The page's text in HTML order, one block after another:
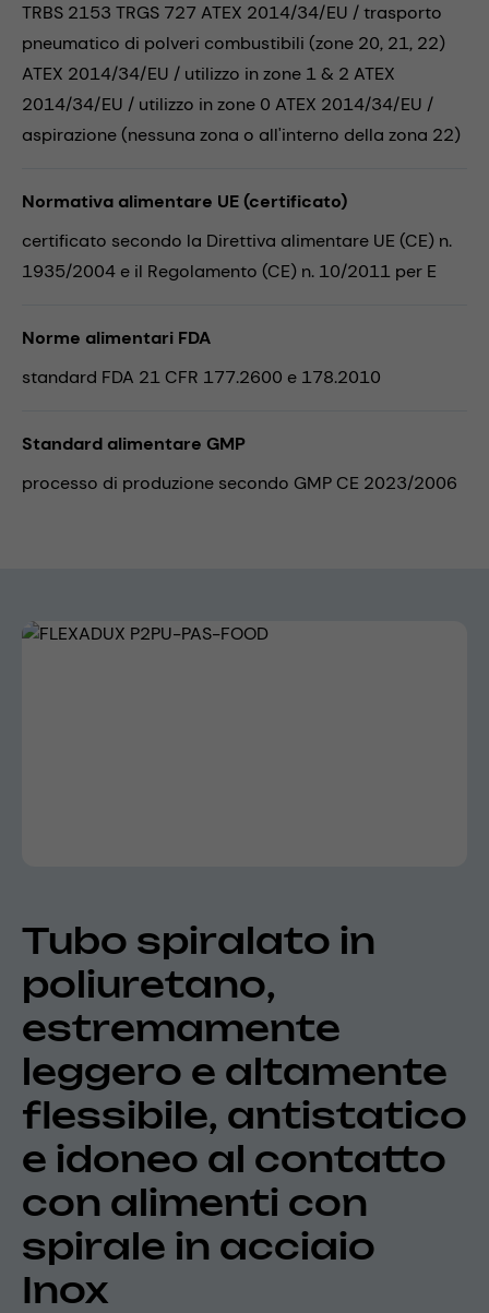
TRBS 2153 TRGS 727 ATEX 2014/34/EU / trasporto
pneumatico di polveri combustibili (zone 20, 21, 22)
ATEX 2014/34/EU / utilizzo in zone 1 & 2 ATEX
2014/34/EU / utilizzo in zone 0 ATEX 2014/34/EU /
aspirazione (nessuna zona o all'interno della zona 22)
Normativa alimentare UE (certificato)
certificato secondo la Direttiva alimentare UE (CE) n.
1935/2004 e il Regolamento (CE) n. 10/2011 per E
Norme alimentari FDA
standard FDA 21 CFR 177.2600 e 178.2010
Standard alimentare GMP
processo di produzione secondo GMP CE 2023/2006
Skip image gallery
Tubo spiralato in
poliuretano,
estremamente
leggero e altamente
flessibile, antistatico
e idoneo al contatto
con alimenti con
spirale in acciaio
Inox